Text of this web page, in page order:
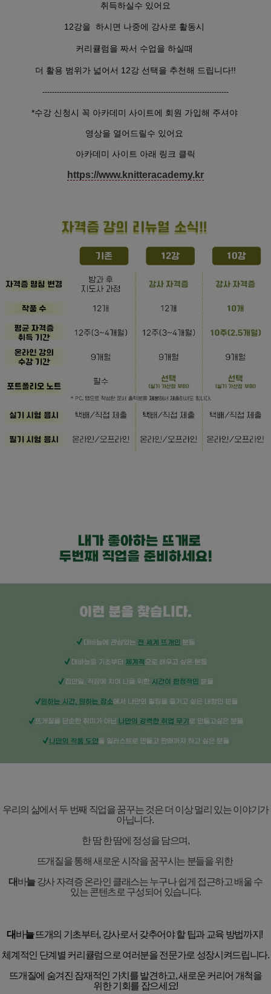
취득하실수 있어요
12강을 하시면 나중에 강사로 활동시
커리큘럼을 짜서 수업을 하실때
더 활용 범위가 넓어서 12강 선택을 추천해 드립니다!!
-----------------------------------------------------------------------------
*수강 신청시 꼭 아카데미 사이트에 회원 가입해 주셔야
영상을 열어드릴수 있어요
아카데미 사이트 아래 링크 클릭
https://www.knitteracademy.kr
우리의 삶에서 두 번째 직업을 꿈꾸는 것은 더 이상 멀리 있는 이야기가
아닙니다.
한 땀 한 땀에 정성을 담으며,
뜨개질을 통해 새로운 시작을 꿈꾸시는 분들을 위한
대바늘 강사 자격증 온라인 클래스는 누구나 쉽게 접근하고 배울 수
있는 콘텐츠로 구성되어 있습니다.
대바늘 뜨개의 기초부터, 강사로서 갖추어야 할 팁과 교육 방법까지 !
체계적인 단계별 커리큘럼으로 여러분을 전문가로 성장시켜드립니다.
뜨개질에 숨겨진 잠재적인 가치를 발견하고,새로운 커리어 개척을
위한 기회를 잡으세요!